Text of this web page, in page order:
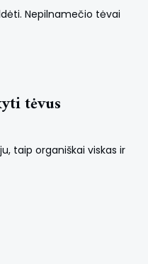
Nepilnamečio tėvai
tėvus
taip organiškai viskas ir